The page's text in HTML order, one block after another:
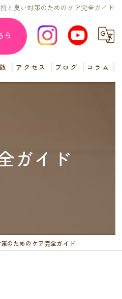
と臭い対策のためのケア完全ガイド
ら
アクセス ブログ コラム
ガイド
のためのケア完全ガイド